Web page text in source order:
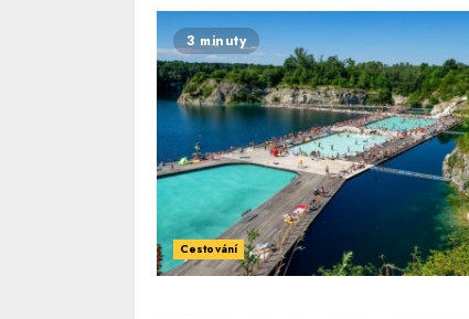
3 minuty
Cestování